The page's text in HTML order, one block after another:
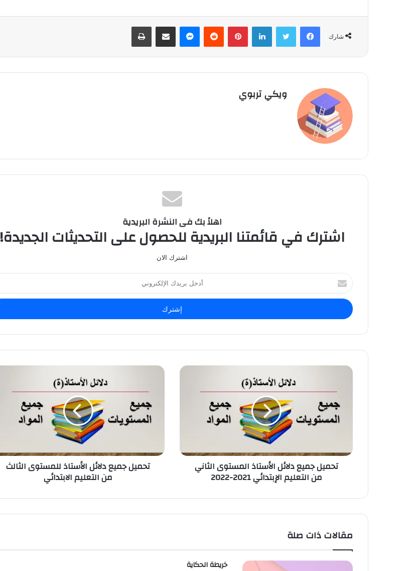
شارك
فيسبوك لينكدإن بينتيريست
ويكي تربوي
اهلاً بك فى النشرة البريدية
اشترك في قائمتنا البريدية للحصول على التحديثات الجديدة!
اشترك الان
أ
د
خ
ل
د
ا
تحميل جميع دلائل الأستاذ المستوى الثاني
من التعليم الإبتدائي 2021-2022
تحميل جميع دلائل الأستاذ للمستوى الثالث
من التعليم الابتدائي
مقالات ذات صلة
خريطة الحكاية